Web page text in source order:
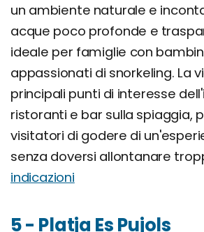
un ambiente naturale e
acque poco profonde e
ideale per famiglie con
appassionati di snorkeling. La
principali punti di interesse
ristoranti e bar sulla spiaggia,
visitatori di godere di
senza doversi allontanare
indicazioni
5 - Platja Es Pujols